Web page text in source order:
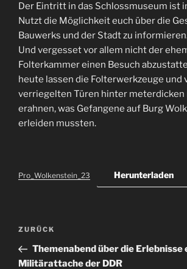
Der Eintritt in das Schlossmuseum ist
Nutzt die Möglichkeit euch über die
Bauwerks und der Stadt zu
Und vergesset vor allem nicht der
Folterkammer einen Besuch
heute lassen die Folterwerkzeuge und
verriegelten Türen hinter meterdicken
erahnen, was Gefangene auf Burg
erleiden mussten.
Pro_Wolkenstein_23 Herunterladen
Beitragsnavigation
Vorheriger
Beitrag
ZURÜCK
Themenabend über die Erlebnisse
Militärattache der DDR